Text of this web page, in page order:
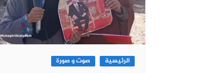
الرئيسية صوت و صورة